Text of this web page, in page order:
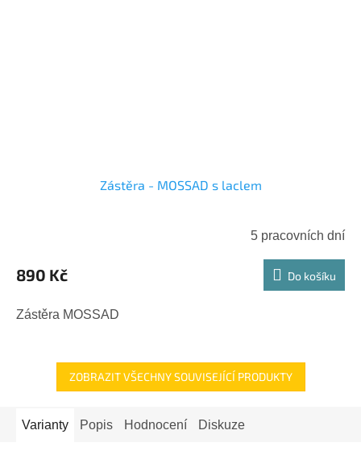
Zástěra - MOSSAD s laclem
5 pracovních dní
890 Kč Do košíku
Zástěra MOSSAD
ZOBRAZIT VŠECHNY SOUVISEJÍCÍ PRODUKTY
Varianty Popis Hodnocení Diskuze